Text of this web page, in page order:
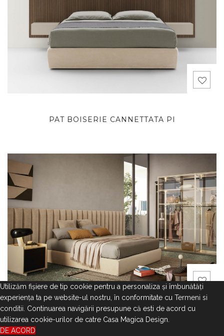
PAT BOISERIE CANNETTATA PI
PAT BOISERIE SOFT PI
Utilizăm fişiere de tip cookie pentru a personaliza și îmbunătăți
experiența ta pe website-ul nostru, în conformitate cu Termeni si
conditii . Continuarea navigării presupune că esti de acord cu
utilizarea cookie-urilor de catre Casa Magica Design.
DE ACORD